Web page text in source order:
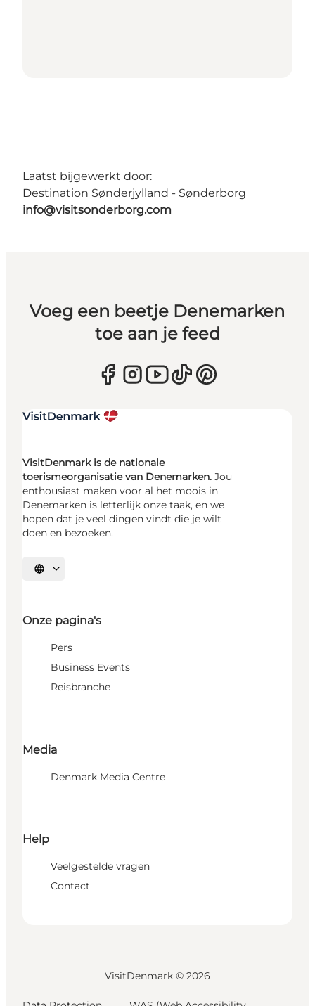
Laatst bijgewerkt door:
Destination Sønderjylland - Sønderborg
info@visitsonderborg.com
Voeg een beetje Denemarken
toe aan je feed
VisitDenmark is de nationale
toerismeorganisatie van Denemarken. Jou
enthousiast maken voor al het moois in
Denemarken is letterlijk onze taak, en we
hopen dat je veel dingen vindt die je wilt
doen en bezoeken.
Selecteer taal
Onze pagina's
Pers
Business Events
Reisbranche
Media
Denmark Media Centre
Help
Veelgestelde vragen
Contact
VisitDenmark © 2026